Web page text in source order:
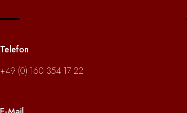
Telefon
+49 (0) 160 354 17 22